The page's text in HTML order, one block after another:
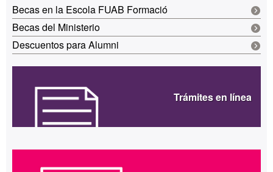
Becas en la Escola FUAB Formació
Becas del Ministerio
Descuentos para Alumni
Trámites en línea